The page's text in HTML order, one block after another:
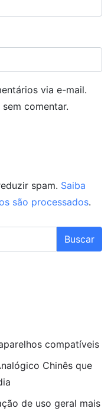
via e-mail.
sem comentar.
spam. Saiba
são processados.
compatíveis
Chinês que
de uso geral mais